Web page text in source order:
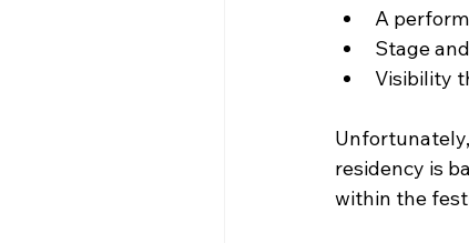
A
Stage
Visibility
residency is
within the